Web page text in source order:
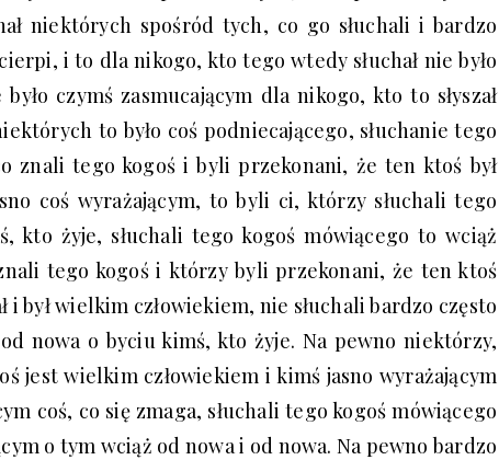
niektórych spośród tych, co go słuchali i bardzo
i to dla nikogo, kto tego wtedy słuchał nie było
czymś zasmucającym dla nikogo, kto to słyszał
to było coś podniecającego, słuchanie tego
znali tego kogoś i byli przekonani, że ten ktoś był
coś wyrażającym, to byli ci, którzy słuchali tego
kto żyje, słuchali tego kogoś mówiącego to wciąż
tego kogoś i którzy byli przekonani, że ten ktoś
i był wielkim człowiekiem, nie słuchali bardzo często
nowa o byciu kimś, kto żyje. Na pewno niektórzy,
jest wielkim człowiekiem i kimś jasno wyrażającym
coś, co się zmaga, słuchali tego kogoś mówiącego
o tym wciąż od nowa i od nowa. Na pewno bardzo